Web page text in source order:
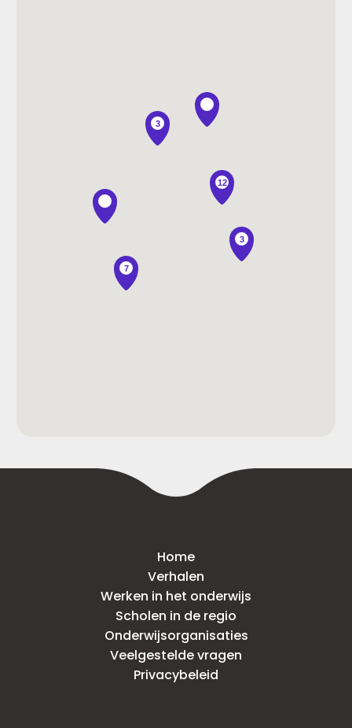
12
7
3
3
Home
Verhalen
Werken in het onderwijs
Scholen in de regio
Onderwijsorganisaties
Veelgestelde vragen
Privacybeleid